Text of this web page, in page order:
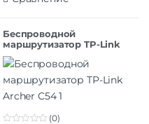
Беспроводной
маршрутизатор TP-Link
Archer C54
(0)